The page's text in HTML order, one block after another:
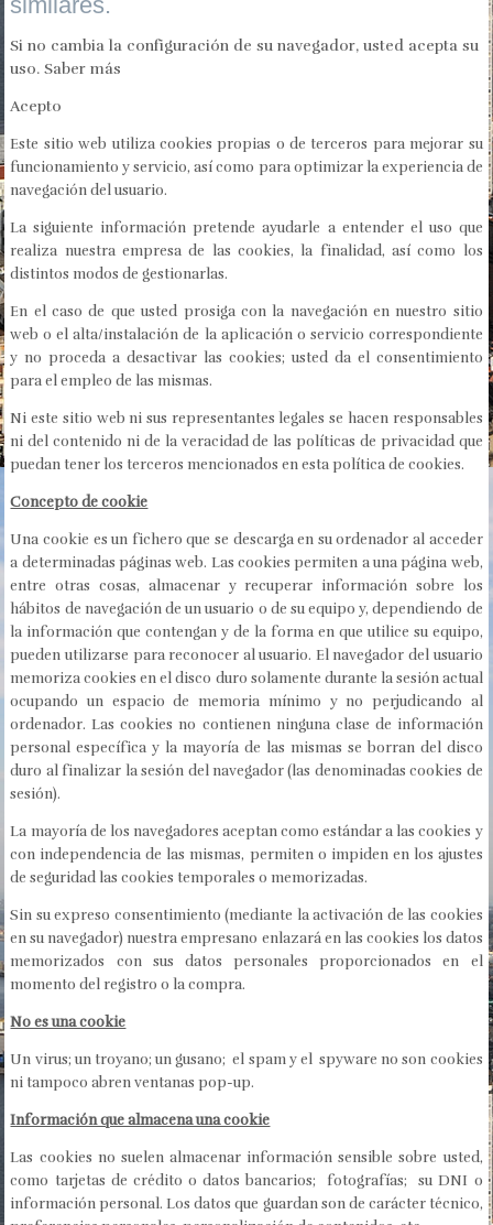
Si no cambia la configuración de su navegador, usted acepta su
uso.Saber más
Acepto
Este sitio web utiliza cookies propias o de terceros para mejorar su
funcionamiento y servicio, así como para optimizar la experiencia de
navegación del usuario.
La siguiente información pretende ayudarle a entender el uso que
realiza nuestra empresa de las cookies, la finalidad, así como los
distintos modos de gestionarlas.
En el caso de que usted prosiga con la navegación en nuestro sitio
web o el alta/instalación de la aplicación o servicio correspondiente
y no proceda a desactivar las cookies; usted da el consentimiento
para el empleo de las mismas.
Ni este sitio web ni sus representantes legales se hacen responsables
ni del contenido ni de la veracidad de las políticas de privacidad que
puedan tener los terceros mencionados en esta política de cookies.
Concepto de cookie
Una cookie es un fichero que se descarga en su ordenador al acceder
a determinadas páginas web. Las cookies permiten a una página web,
entre otras cosas, almacenar y recuperar información sobre los
hábitos de navegación de un usuario o de su equipo y, dependiendo de
la información que contengan y de la forma en que utilice su equipo,
pueden utilizarse para reconocer al usuario. El navegador del usuario
memoriza cookies en el disco duro solamente durante la sesión actual
ocupando un espacio de memoria mínimo y no perjudicando al
ordenador. Las cookies no contienen ninguna clase de información
personal específica y la mayoría de las mismas se borran del disco
duro al finalizar la sesión del navegador (las denominadas cookies de
sesión).
La mayoría de los navegadores aceptan como estándar a las cookies y
con independencia de las mismas, permiten o impiden en los ajustes
de seguridad las cookies temporales o memorizadas.
Sin su expreso consentimiento (mediante la activación de las cookies
en su navegador) nuestra empresano enlazará en las cookies los datos
memorizados con sus datos personales proporcionados en el
momento del registro o la compra.
No es una cookie
Un virus; un troyano; un gusano; el spam y el spyware no son cookies
ni tampoco abren ventanas pop-up.
Información que almacena una cookie
Las cookies no suelen almacenar información sensible sobre usted,
como tarjetas de crédito o datos bancarios; fotografías; su DNI o
información personal. Los datos que guardan son de carácter técnico,